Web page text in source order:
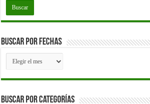
Buscar por fechas
Buscar
por
Buscar por Categorías